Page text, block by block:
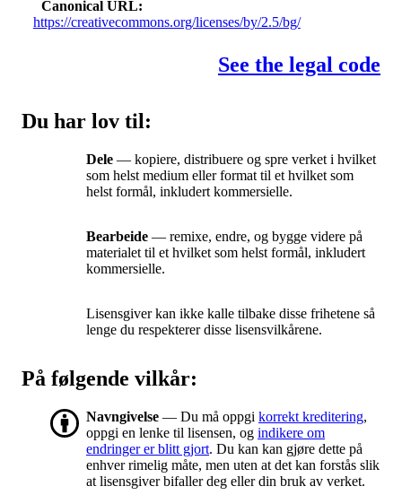
Canonical URL
https://creativecommons.org/licenses/by/2.5/bg/
See the legal code
Du har lov til:
Dele — kopiere, distribuere og spre verket i hvilket
som helst medium eller format til et hvilket som
helst formål, inkludert kommersielle.
Bearbeide — remixe, endre, og bygge videre på
materialet til et hvilket som helst formål, inkludert
kommersielle.
Lisensgiver kan ikke kalle tilbake disse frihetene så
lenge du respekterer disse lisensvilkårene.
På følgende vilkår:
Navngivelse — Du må oppgi korrekt kreditering,
oppgi en lenke til lisensen, og indikere om
endringer er blitt gjort. Du kan kan gjøre dette på
enhver rimelig måte, men uten at det kan forstås slik
at lisensgiver bifaller deg eller din bruk av verket.